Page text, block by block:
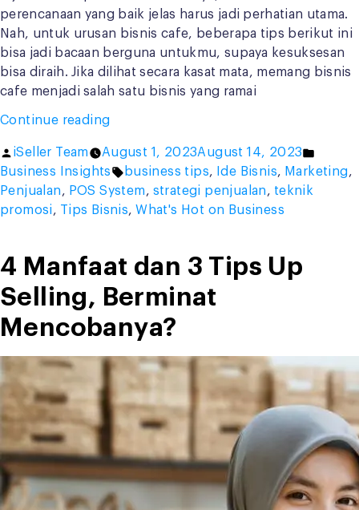
perencanaan yang baik jelas harus jadi perhatian utama.
Nah, untuk urusan bisnis cafe, beberapa tips berikut ini
bisa jadi bacaan berguna untukmu, supaya kesuksesan
bisa diraih. Jika dilihat secara kasat mata, memang bisnis
cafe menjadi salah satu bisnis yang ramai
Continue reading“Simpel,
6
Tips
Sukses
Menjalankan
Cafe”
Posted
by
iSeller Team August 1, 2023August 14, 2023
in
Business Insights Tags:
business tips, Ide Bisnis, Marketing,
Penjualan, POS System, strategi penjualan, teknik
promosi, Tips Bisnis, What's Hot on Business
4 Manfaat dan 3 Tips Up
Selling, Berminat
Mencobanya?